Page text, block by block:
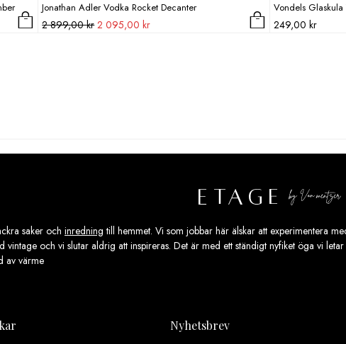
Jonathan Adler Vodka Rocket Decanter
2 899,00krDet
2 095,00krDet
Vondels Glaskula
249,00 kr
saker och inredning till hemmet. Vi som jobbar här älskar att experimentera
vintage och vi slutar aldrig att inspireras. Det är med ett ständigt nyfiket öga vi
av värme
Nyhetsbrev